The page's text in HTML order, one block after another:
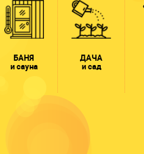
БАНЯ
и сауна
ДАЧА
и сад